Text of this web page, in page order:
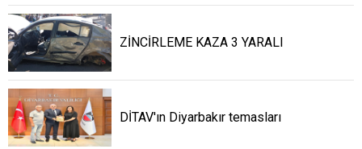
ZİNCİRLEME KAZA 3 YARALI
DİTAV'ın Diyarbakır temasları